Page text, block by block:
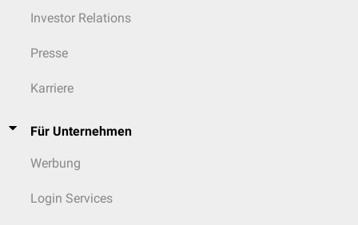
sehr häufig
häufig
gelegentlich
selten
sehr selten
nicht bekannt
Investor Relations
Presse
Karriere
Für Unternehmen
Werbung
Login Services